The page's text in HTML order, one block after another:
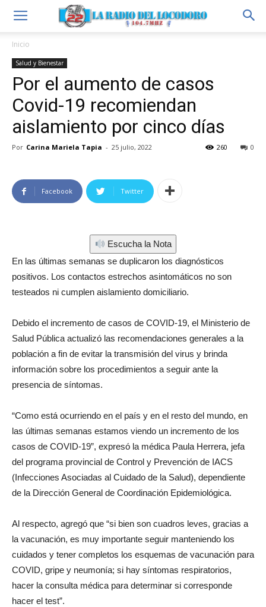
Inicio
Salud y Bienestar
Por el aumento de casos
Covid-19 recomiendan
aislamiento por cinco días
Por Carina Mariela Tapia - 25 julio, 2022 0
260
Facebook Twitter
Escucha la Nota
En las últimas semanas se duplicaron los diagnósticos
positivos. Los contactos estrechos asintomáticos no son
testeados ni cumplen aislamiento domiciliario.
Debido el incremento de casos de COVID-19, el Ministerio de
Salud Pública actualizó las recomendaciones generales a la
población a fin de evitar la transmisión del virus y brinda
información sobre los procedimientos a seguir ante la
presencia de síntomas.
“Como está ocurriendo en el país y en el resto del mundo, en
las últimas semanas estamos viendo un incremento de los
casos de COVID-19”, expresó la médica Paula Herrera, jefa
del programa provincial de Control y Prevención de IACS
(Infecciones Asociadas al Cuidado de la Salud), dependiente
de la Dirección General de Coordinación Epidemiológica.
Al respecto, agregó que “si bien son cuadros leves, gracias a
la vacunación, es muy importante seguir manteniendo los
cuidados y tener completos los esquemas de vacunación para
COVID, gripe y neumonía; si hay síntomas respiratorios,
hacer la consulta médica para determinar si corresponde
hacer el test”.